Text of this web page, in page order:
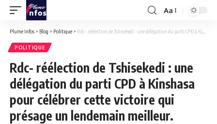
Font
Resizer
Aa
Plume Infos > Blog > Politique > Rdc- réélection de Tshisekedi : une délégation du parti CPD à Kinshasa pour célébrer cette victoire qui présage un lendemain meilleur.
POLITIQUE
Rdc- réélection de Tshisekedi : une
délégation du parti CPD à Kinshasa
pour célébrer cette victoire qui
présage un lendemain meilleur.